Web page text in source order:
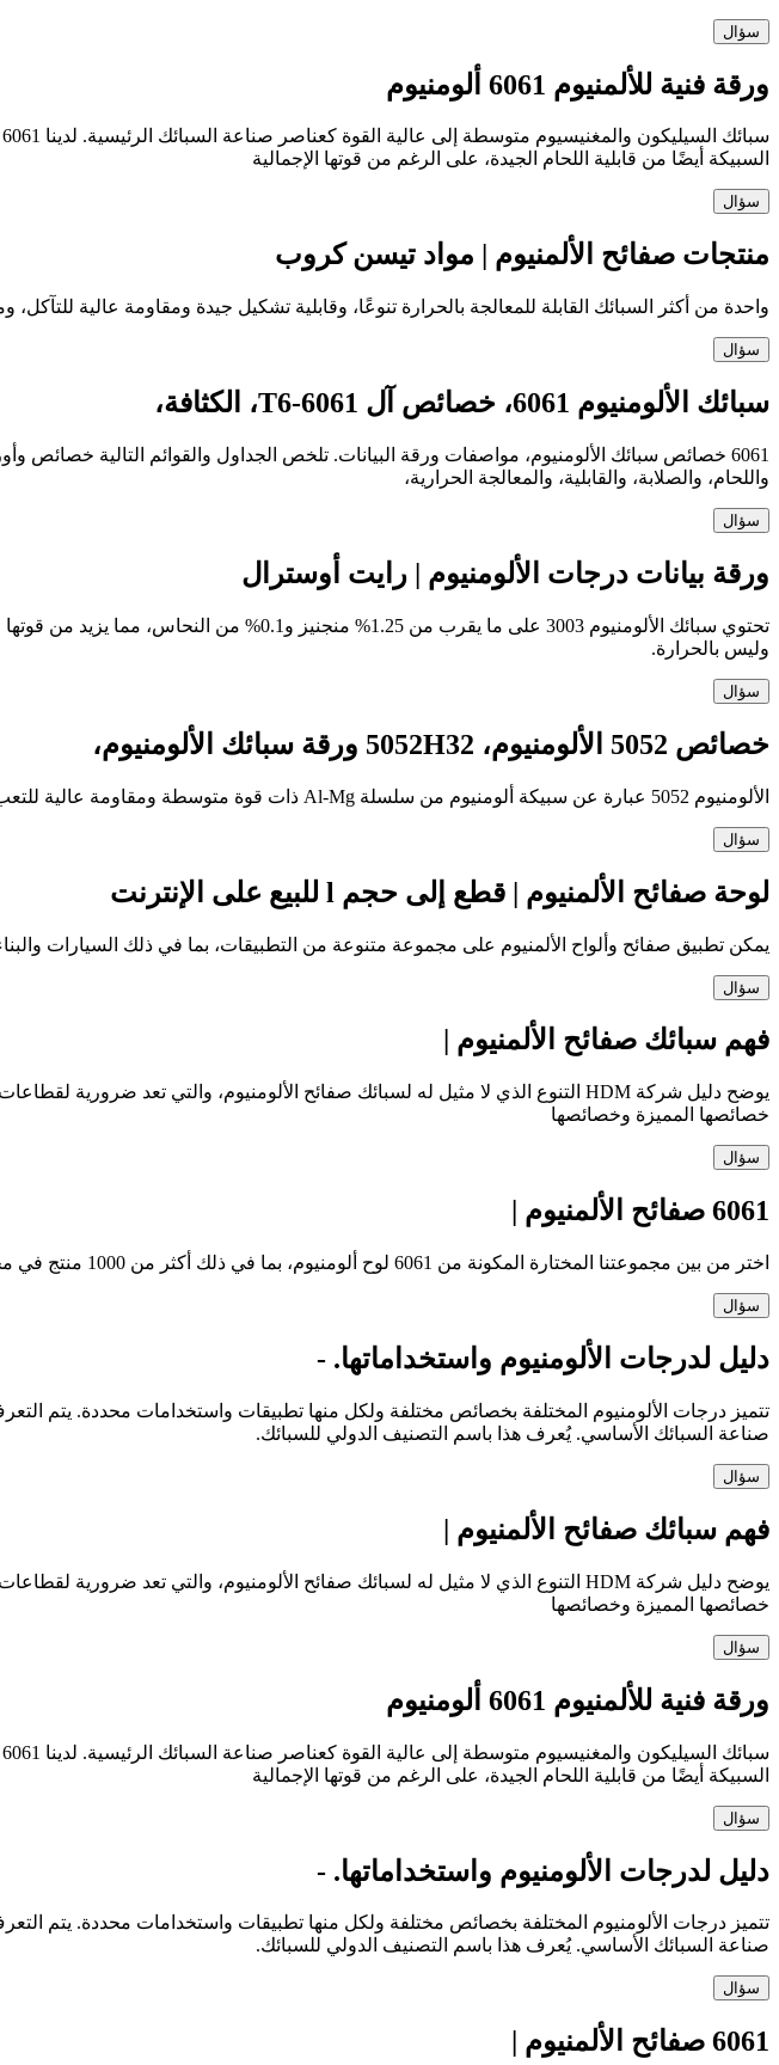
سؤال
ورقة فنية للألمنيوم 6061 ألومنيوم
السبيكة أيضًا من قابلية اللحام الجيدة، على الرغم من قوتها الإجمالية
سؤال
منتجات صفائح الألمنيوم | مواد تيسن كروب
واحدة من أكثر السبائك القابلة للمعالجة بالحرارة تنوعًا، وقابلية تشكيل جيدة ومقاومة عالية للتآكل، ومتوسط
سؤال
سبائك الألومنيوم 6061، خصائص آل 6061-T6، الكثافة،
واللحام، والصلابة، والقابلية، والمعالجة الحرارية،
سؤال
ورقة بيانات درجات الألومنيوم | رايت أوسترال
وليس بالحرارة.
سؤال
خصائص 5052 الألومنيوم، 5052H32 ورقة سبائك الألومنيوم،
الألومنيوم 5052 عبارة عن سبيكة ألومنيوم من سلسلة Al-Mg ذات قوة متوسطة ومقاومة عالية للتعب ولدونة جيدة، وهي أكثر مضادات الأكسدة استخدامًا على نطاق واسع.
سؤال
لوحة صفائح الألمنيوم | قطع إلى حجم l للبيع على الإنترنت
يمكن تطبيق صفائح وألواح الألمنيوم على مجموعة متنوعة من التطبيقات، بما في ذلك السيارات والبناء والأثاث
سؤال
فهم سبائك صفائح الألمنيوم |
خصائصها المميزة وخصائصها
سؤال
6061 صفائح الألمنيوم |
اختر من بين مجموعتنا المختارة المكونة من 6061 لوح ألومنيوم، بما في ذلك أكثر من 1000 منتج في مجموعة واسعة من الأنماط والأحجام. في المخزون وعلى استعداد ل
سؤال
دليل لدرجات الألومنيوم واستخداماتها. -
تتميز درجات الألومنيوم المختلفة بخصائص مختلفة ولكل منها تطبيقات واستخدامات محددة. يتم
صناعة السبائك الأساسي. يُعرف هذا باسم التصنيف الدولي للسبائك.
سؤال
فهم سبائك صفائح الألمنيوم |
خصائصها المميزة وخصائصها
سؤال
ورقة فنية للألمنيوم 6061 ألومنيوم
السبيكة أيضًا من قابلية اللحام الجيدة، على الرغم من قوتها الإجمالية
سؤال
دليل لدرجات الألومنيوم واستخداماتها. -
تتميز درجات الألومنيوم المختلفة بخصائص مختلفة ولكل منها تطبيقات واستخدامات محددة. يتم
صناعة السبائك الأساسي. يُعرف هذا باسم التصنيف الدولي للسبائك.
سؤال
6061 صفائح الألمنيوم |